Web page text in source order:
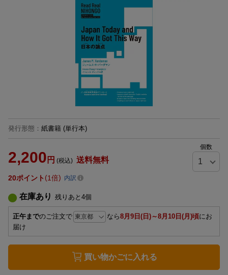
発行形態 ： 紙書籍 (単行本)
2,200 円 (税込) 送料無料
個数
20ポイント 1倍 内訳
在庫あり 残りあと 4個
正午までのご注文で なら8月9日(日)～8月10日(月)頃にお
届け
買い物かごに入れる